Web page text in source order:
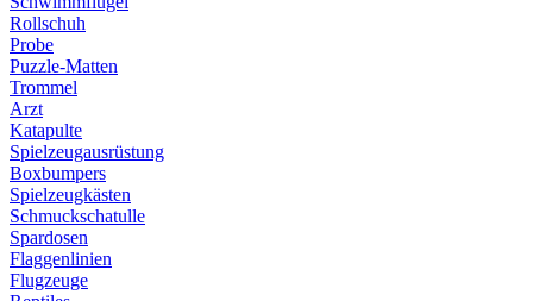
Rollschuh
Probe
Puzzle-Matten
Trommel
Arzt
Katapulte
Spielzeugausrüstung
Boxbumpers
Spielzeugkästen
Schmuckschatulle
Spardosen
Flaggenlinien
Flugzeuge